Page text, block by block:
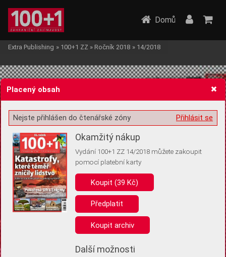
Žádost o souhlas s ukládáním volitelných informací
Pro základní fungování webu nepotřebujeme ukládat žádné informace
(tzv. cookies apod.). Rádi bychom vás ale požádali o souhlas s
uložením volitelných informací:
Anonymní unikátní ID
Díky němu příště poznáme, že se jedná o stejné zařízení, a
Identifikátor je zcela anonymní.
Domů
Extra Publishing » 100+1 ZZ » Ročník 2018 » 14/2018
Placený obsah
Přihlásit se
Nejste přihlášen do čtenářské zóny
Okamžitý nákup
Vydání 100+1 ZZ 14/2018 můžete zakoupit
pomocí platební karty
Koupit (39 Kč)
Předplatit
Koupit archiv
Další možnosti